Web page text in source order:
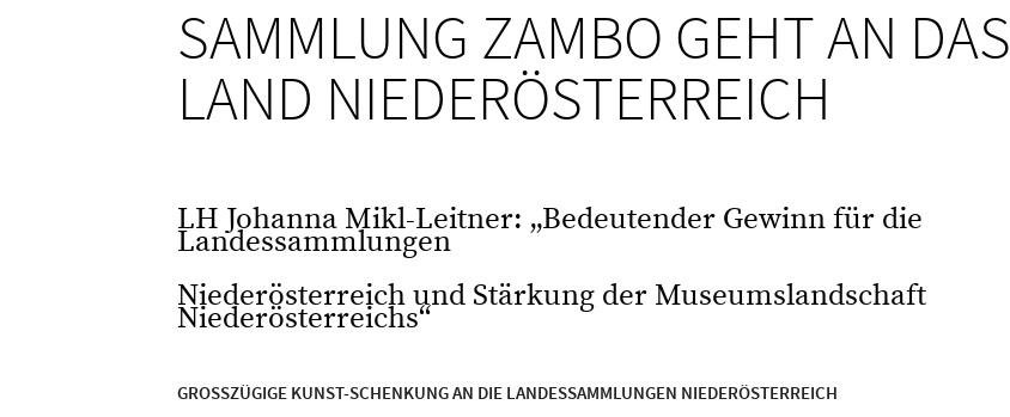
SAMMLUNG ZAMBO GEHT AN DAS
LAND NIEDERÖSTERREICH
LH Johanna Mikl-Leitner: „Bedeutender Gewinn für die
Landessammlungen
Niederösterreich und Stärkung der Museumslandschaft
Niederösterreichs“
GROSSZÜGIGE KUNST-SCHENKUNG AN DIE LANDESSAMMLUNGEN NIEDERÖSTERREICH